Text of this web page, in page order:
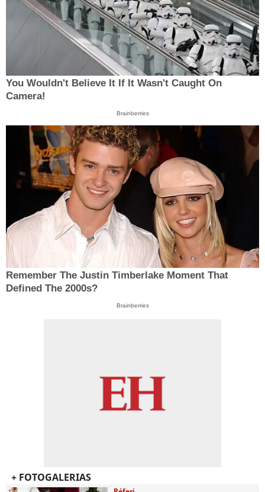
You Wouldn't Believe It If It Wasn't Caught On
Camera!
Brainberries
Remember The Justin Timberlake Moment That
Defined The 2000s?
Brainberries
+ FOTOGALERIAS